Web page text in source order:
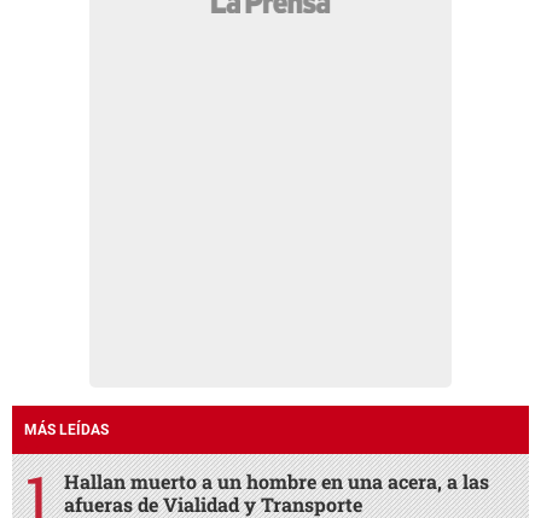
MÁS LEÍDAS
Hallan muerto a un hombre en una acera, a las
afueras de Vialidad y Transporte